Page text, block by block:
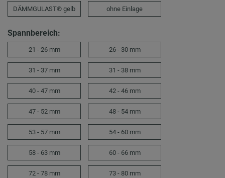
DÄMMGULAST® gelb ohne Einlage
Spannbereich:
21 - 26 mm 26 - 30 mm
31 - 37 mm 31 - 38 mm
40 - 47 mm 42 - 46 mm
47 - 52 mm 48 - 54 mm
53 - 57 mm 54 - 60 mm
58 - 63 mm 60 - 66 mm
72 - 78 mm 73 - 80 mm